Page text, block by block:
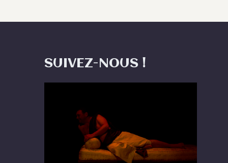
SUIVEZ-NOUS !